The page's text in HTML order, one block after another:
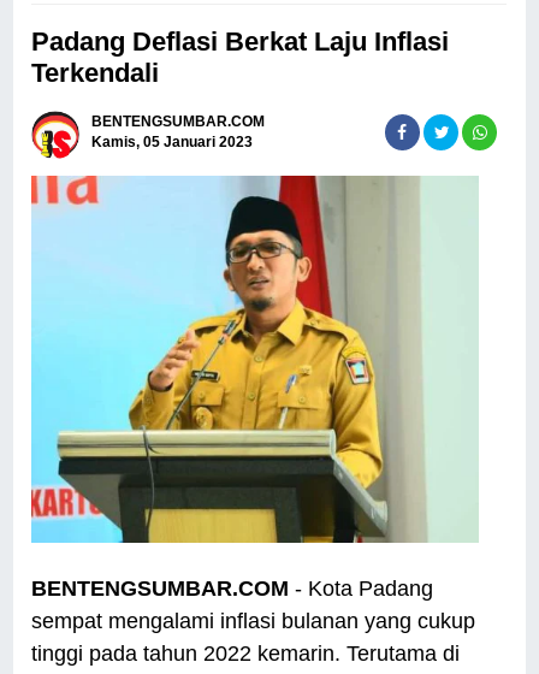
Padang Deflasi Berkat Laju Inflasi
Terkendali
BENTENGSUMBAR.COM
Kamis, 05 Januari 2023
BENTENGSUMBAR.COM - Kota Padang
sempat mengalami inflasi bulanan yang cukup
tinggi pada tahun 2022 kemarin. Terutama di